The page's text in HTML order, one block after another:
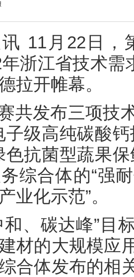
11月22日，
浙江省技术需
拉开帷幕。
共发布三项技
子级高纯碳酸
色抗菌型蔬果
综合体的“强
业化示范”。
和、碳达峰”目
材的大规模应
合体发布的相